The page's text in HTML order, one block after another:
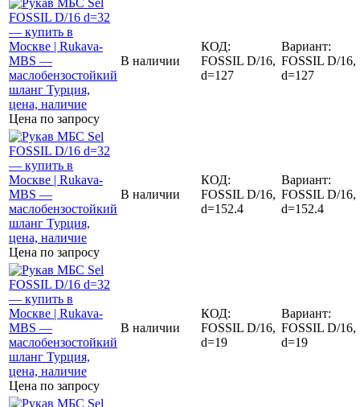
Цена по запросу
В наличии
КОД:
FOSSIL D/16,
d=127
Вариант:
FOSSIL D/16,
d=127
Цена по запросу
В наличии
КОД:
FOSSIL D/16,
d=152.4
Вариант:
FOSSIL D/16,
d=152.4
Цена по запросу
В наличии
КОД:
FOSSIL D/16,
d=19
Вариант:
FOSSIL D/16,
d=19